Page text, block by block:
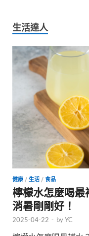
生活達人
健康 / 生活 / 食品
檸檬水怎麼喝最
消暑剛剛好！
2025-04-22 - byYC